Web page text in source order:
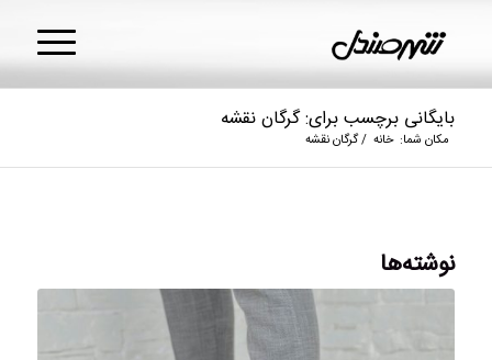
بایگانی برچسب برای: گرگان نقشه
مکان شما: خانه /گرگان نقشه
نوشته‌ها